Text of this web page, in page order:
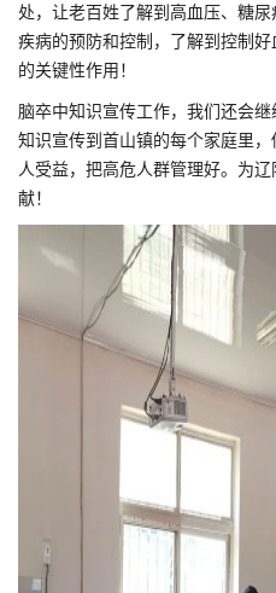
处，让老百姓了解到高血压、糖
疾病的预防和控制，了解到控制
的关键性作用！
脑卒中知识宣传工作，我们还会
知识宣传到首山镇的每个家庭里
人受益，把高危人群管理好。为
献！